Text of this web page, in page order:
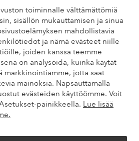
toiminnalle välttämättömiä
sisällön mukauttamisen ja sinua
mahdollistavia
ja nämä evästeet niille
joiden kanssa teemme
on analysoida, kuinka käytät
markkinointiamme, jotta saat
mainoksia. Napsauttamalla
evästeiden käyttöömme. Voit
painikkeella. Lue lisää
kysyttyihin kysymyksiin usein
myös tietoa siitä, miten voit ottaa
Tilaukset Maksutavat